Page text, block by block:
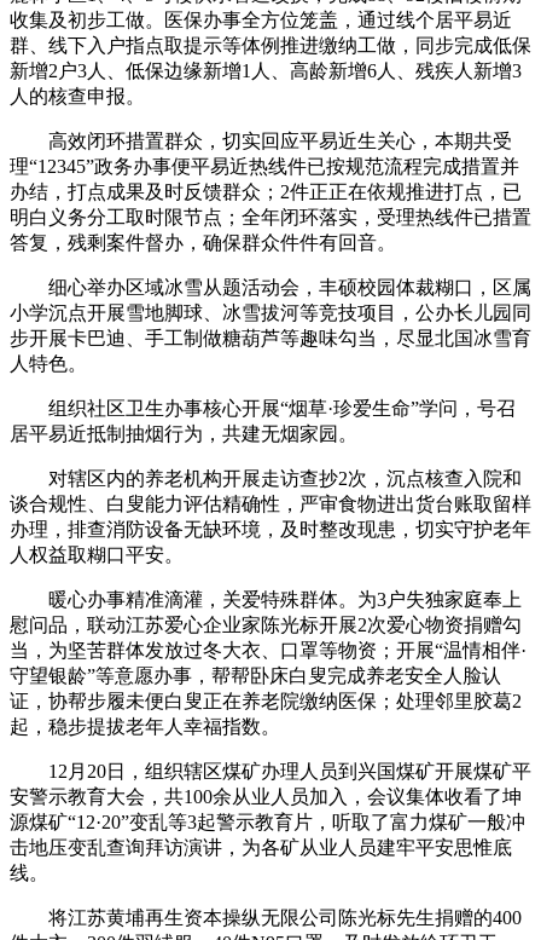
收集及初步工做。医保办事全方位笼盖，通过线个居平易近
群、线下入户指点取提示等体例推进缴纳工做，同步完成低保
新增2户3人、低保边缘新增1人、高龄新增6人、残疾人新增3
人的核查申报。
高效闭环措置群众，切实回应平易近生关心，本期共受
理“12345”政务办事便平易近热线件已按规范流程完成措置并
办结，打点成果及时反馈群众；2件正正在依规推进打点，已
明白义务分工取时限节点；全年闭环落实，受理热线件已措置
答复，残剩案件督办，确保群众件件有回音。
细心举办区域冰雪从题活动会，丰硕校园体裁糊口，区属
小学沉点开展雪地脚球、冰雪拔河等竞技项目，公办长儿园同
步开展卡巴迪、手工制做糖葫芦等趣味勾当，尽显北国冰雪育
人特色。
组织社区卫生办事核心开展“烟草·珍爱生命”学问，号召
居平易近抵制抽烟行为，共建无烟家园。
对辖区内的养老机构开展走访查抄2次，沉点核查入院和
谈合规性、白叟能力评估精确性，严审食物进出货台账取留样
办理，排查消防设备无缺环境，及时整改现患，切实守护老年
人权益取糊口平安。
暖心办事精准滴灌，关爱特殊群体。为3户失独家庭奉上
慰问品，联动江苏爱心企业家陈光标开展2次爱心物资捐赠勾
当，为坚苦群体发放过冬大衣、口罩等物资；开展“温情相伴·
守望银龄”等意愿办事，帮帮卧床白叟完成养老安全人脸认
证，协帮步履未便白叟正在养老院缴纳医保；处理邻里胶葛2
起，稳步提拔老年人幸福指数。
12月20日，组织辖区煤矿办理人员到兴国煤矿开展煤矿平
安警示教育大会，共100余从业人员加入，会议集体收看了坤
源煤矿“12·20”变乱等3起警示教育片，听取了富力煤矿一般冲
击地压变乱查询拜访演讲，为各矿从业人员建牢平安思惟底
线。
将江苏黄埔再生资本操纵无限公司陈光标先生捐赠的400